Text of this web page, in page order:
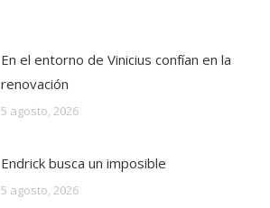
En el entorno de Vinicius confían en la
renovación
5 agosto, 2026
Endrick busca un imposible
5 agosto, 2026